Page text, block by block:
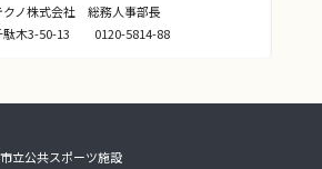
クノ株式会社 総務人事部長
駄木3-50-13 0120-5814-88
びこれに関する申込受付・事務手続・お客
名簿管理、お客様への緊急連絡
立公共スポーツ施設